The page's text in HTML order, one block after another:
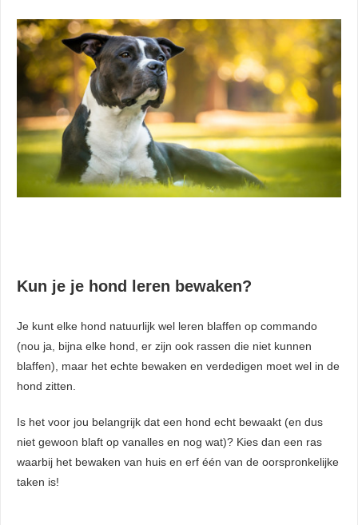
Kun je je hond leren bewaken?
Je kunt elke hond natuurlijk wel leren blaffen op commando
(nou ja, bijna elke hond, er zijn ook rassen die niet kunnen
blaffen), maar het echte bewaken en verdedigen moet wel in de
hond zitten.
Is het voor jou belangrijk dat een hond echt bewaakt (en dus
niet gewoon blaft op vanalles en nog wat)? Kies dan een ras
waarbij het bewaken van huis en erf één van de oorspronkelijke
taken is!